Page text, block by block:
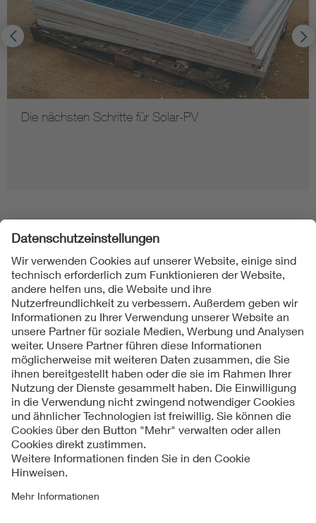
Die nächsten Schritte für Solar-PV
Folgen Sie uns
Kontakt
Impressum
Datenschutzinformationen
Cookie Hinweise
Compliance